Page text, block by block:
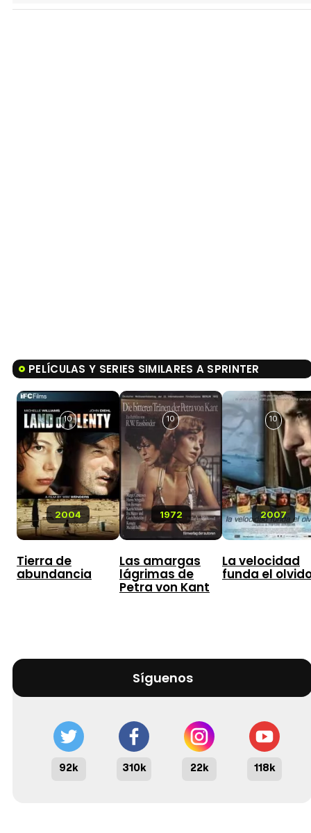
PELÍCULAS Y SERIES SIMILARES A SPRINTER
2004
10
Tierra de
abundancia
1972
10
Las amargas
lágrimas de
Petra von Kant
2007
10
La velocidad
funda el
Síguenos
92k 310k 22k 118k